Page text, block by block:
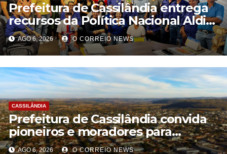
Prefeitura de Cassilândia entrega
recursos da Política Nacional Aldir
Blanc a agentes culturais
AGO 6, 2026 O CORREIO NEWS
CASSILÂNDIA
Prefeitura de Cassilândia convida
pioneiros e moradores para
construir a identidade do
AGO 6, 2026 O CORREIO NEWS